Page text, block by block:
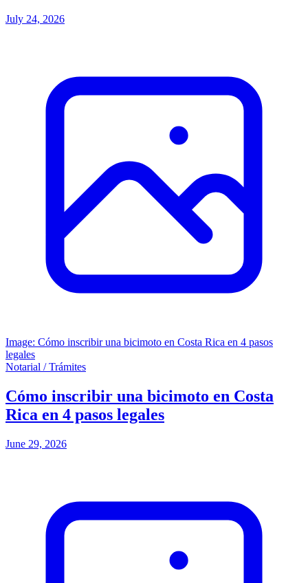
July 24, 2026
Image: Cómo inscribir una bicimoto en Costa Rica en 4 pasos
legales
Notarial / Trámites
Cómo inscribir una bicimoto en Costa
Rica en 4 pasos legales
June 29, 2026